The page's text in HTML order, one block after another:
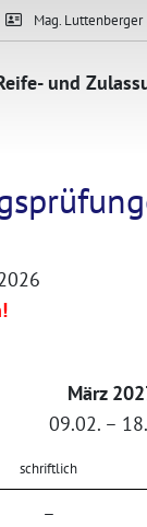
Mag. Luttenberger
und
März
09.02. –
schriftlich
–